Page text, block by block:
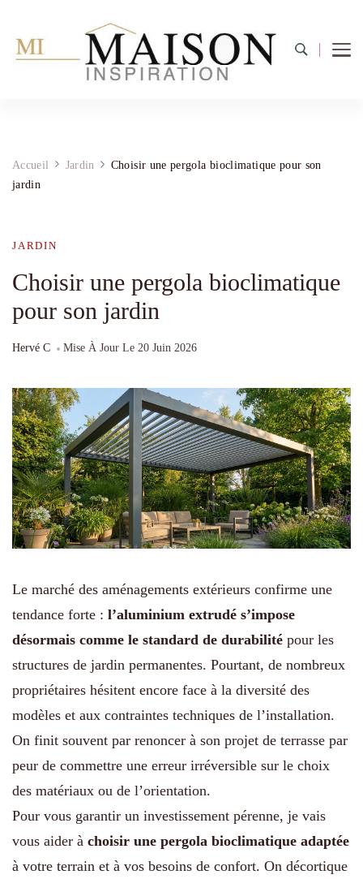
Accueil Jardin
Choisir une pergola bioclimatique pour son
jardin
JARDIN
Choisir une pergola bioclimatique
pour son jardin
Hervé C Mise À Jour Le 20 Juin 2026
Le marché des aménagements extérieurs confirme une
tendance forte : l’aluminium extrudé s’impose
désormais comme le standard de durabilité pour les
structures de jardin permanentes. Pourtant, de nombreux
propriétaires hésitent encore face à la diversité des
modèles et aux contraintes techniques de l’installation.
On finit souvent par renoncer à son projet de terrasse par
peur de commettre une erreur irréversible sur le choix
des matériaux ou de l’orientation.
Pour vous garantir un investissement pérenne, je vais
vous aider à choisir une pergola bioclimatique adaptée
à votre terrain et à vos besoins de confort. On décortique